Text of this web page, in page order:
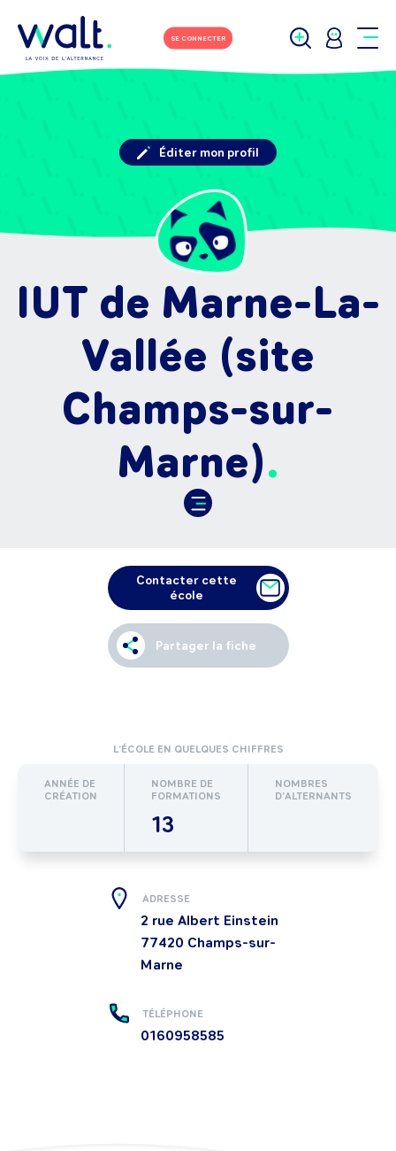
SE CONNECTER
IUT de Marne-La-
Vallée (site
Champs-sur-
Marne)
Éditer mon profil
Contacter cette
école
Partager la fiche
L’ÉCOLE EN QUELQUES CHIFFRES
ANNÉE DE
CRÉATION
NOMBRE DE
FORMATIONS
13
NOMBRES
D’ALTERNANTS
ADRESSE
2 rue Albert Einstein
77420 Champs-sur-
Marne
TÉLÉPHONE
0160958585